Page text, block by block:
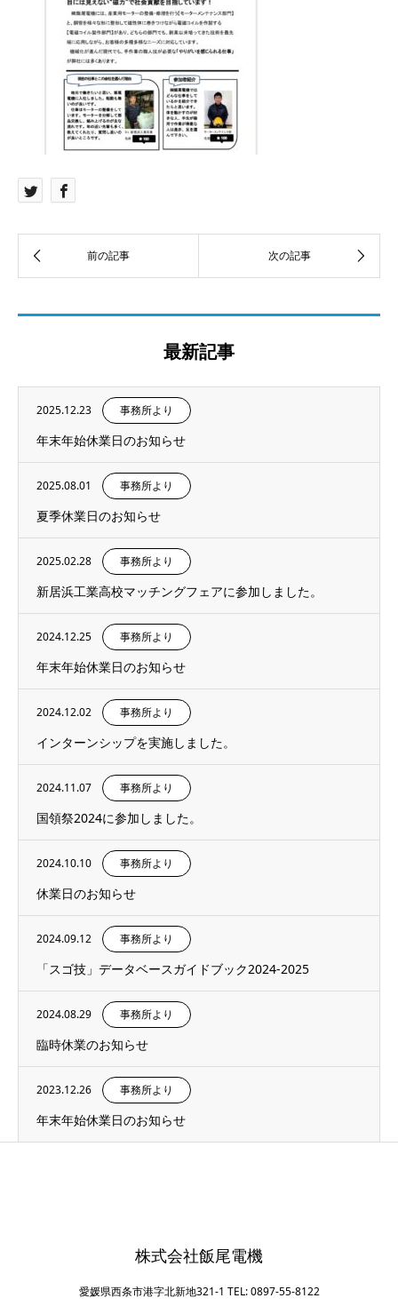
最新記事
2025.12.23 事務所より
年末年始休業日のお知らせ
2025.08.01 事務所より
夏季休業日のお知らせ
2025.02.28 事務所より
新居浜工業高校マッチングフェアに参加しました。
2024.12.25 事務所より
年末年始休業日のお知らせ
2024.12.02 事務所より
インターンシップを実施しました。
2024.11.07 事務所より
国領祭2024に参加しました。
2024.10.10 事務所より
休業日のお知らせ
2024.09.12 事務所より
「スゴ技」データベースガイドブック2024-2025
2024.08.29 事務所より
臨時休業のお知らせ
2023.12.26 事務所より
年末年始休業日のお知らせ
株式会社飯尾電機
愛媛県西条市港字北新地321-1 TEL: 0897-55-8122